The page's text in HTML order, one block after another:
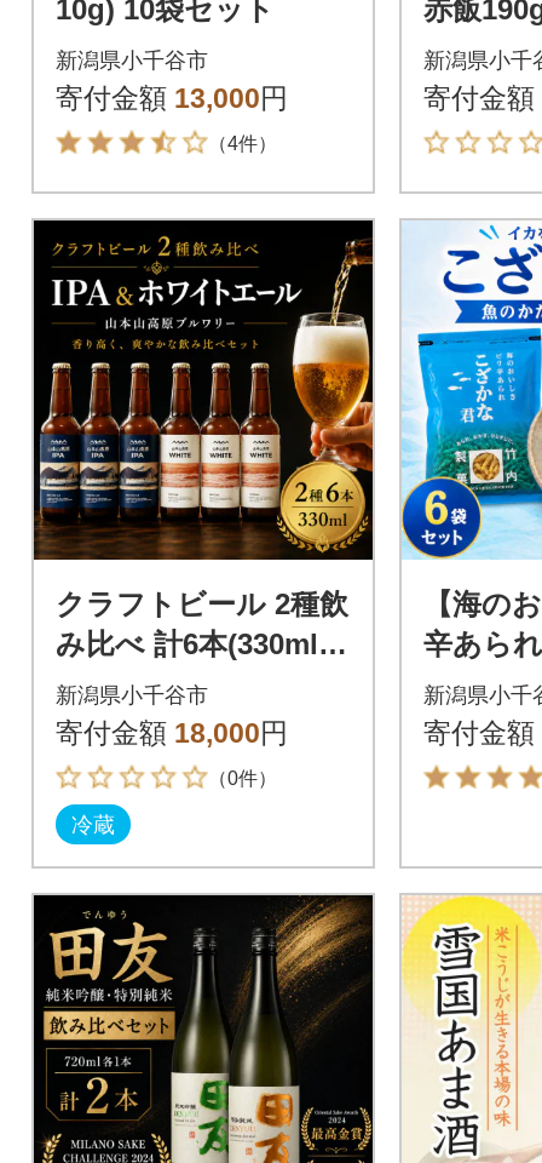
10g) 10袋セット
新潟県小千谷市
寄付金額 13,000円
（4件）
赤飯
ささげ
き
新潟県小千
寄付金額
クラフトビール 2種飲
み比べ 計6本(330ml×
各3本) IPA&ホワイト
エール ご当地ビール
新潟県小千谷市
寄付金額 18,000円
（0件）
冷蔵
【海の
辛あら
君 6袋
たちの
菓 竹内
新潟県小千
寄付金額